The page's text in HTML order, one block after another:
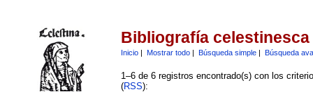
Bibliografía celestinesca
Inicio| Mostrar todo| Búsqueda simple| Búsqueda
1–6 de 6 registros encontrado(s) con los
(RSS):